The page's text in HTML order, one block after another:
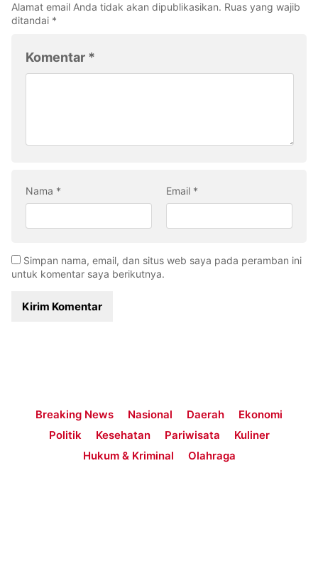
Alamat email Anda tidak akan dipublikasikan. Ruas yang wajib
ditandai *
Komentar *
Nama * Email *
Simpan nama, email, dan situs web saya pada peramban ini
untuk komentar saya berikutnya.
Breaking News Nasional Daerah
Ekonomi
Politik
Kesehatan Pariwisata
Kuliner
Hukum & Kriminal
Olahraga